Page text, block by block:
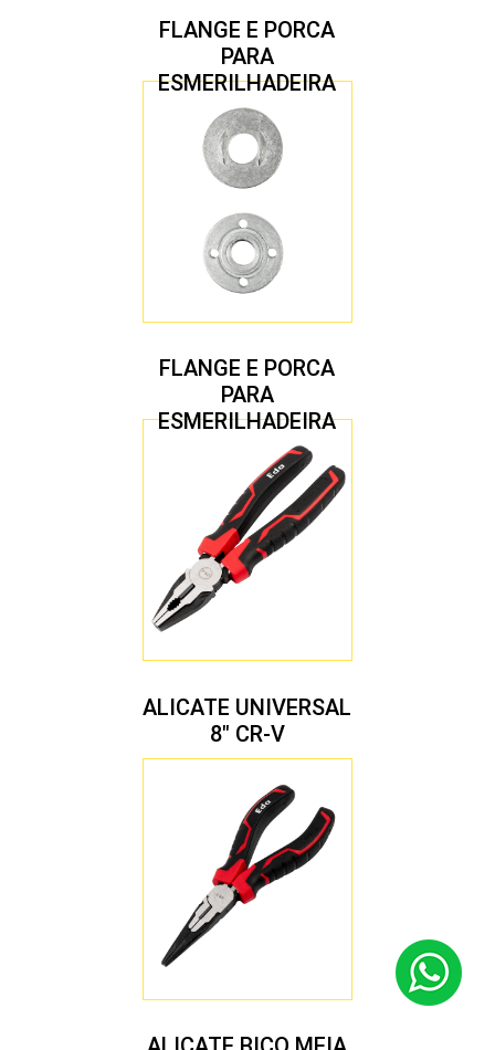
FLANGE E PORCA
PARA
ESMERILHADEIRA
4.1/2″ 22,23 MM
FLANGE E PORCA
PARA
ESMERILHADEIRA
4.1/2″ 20,00 MM
ALICATE UNIVERSAL
8″ CR-V